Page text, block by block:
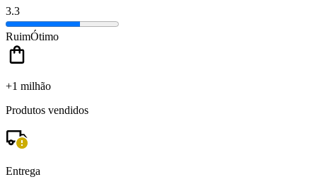
3.3
RuimÓtimo
+1 milhão
Produtos vendidos
Entrega